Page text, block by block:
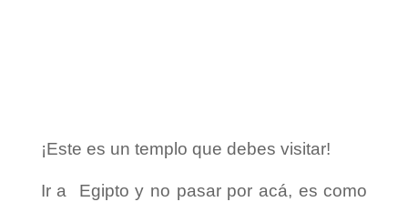
¡Este es un templo que debes visitar!
Ir a Egipto y no pasar por acá, es como